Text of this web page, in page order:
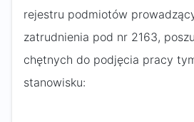
rejestru podmiotów
zatrudnienia pod nr 2163,
chętnych do podjęcia pracy
stanowisku: